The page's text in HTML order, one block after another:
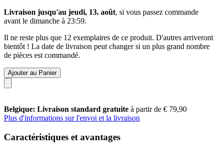
Livraison jusqu'au jeudi, 13. août, si vous passez commande
avant le dimanche à 23:59.
Il ne reste plus que 12 exemplaires de ce produit. D'autres arriveront
bientôt ! La date de livraison peut changer si un plus grand nombre
de pièces est commandé.
Ajouter au Panier
Belgique: Livraison standard gratuite à partir de € 79,90
Plus d'informations sur l'envoi et la livraison
Caractéristiques et avantages